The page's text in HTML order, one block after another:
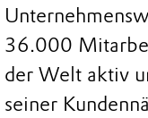
36.000
der Welt aktiv
seiner